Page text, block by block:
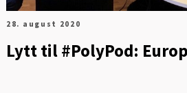
28. august 2020
Lytt til #PolyPod: